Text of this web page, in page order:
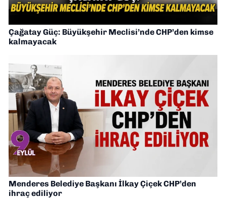
Çağatay Güç: Büyükşehir Meclisi’nde CHP’den kimse
kalmayacak
Menderes Belediye Başkanı İlkay Çiçek CHP’den
ihraç ediliyor